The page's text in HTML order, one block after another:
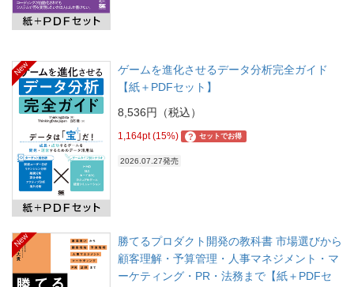
New
ゲームを進化させるデータ分析完全ガイド
【紙＋PDFセット】
8,536円（税込）
1,164pt (15%) ? セットでお得
2026.07.27発売
New
勝てるプロダクト開発の教科書 市場選びから
顧客理解・予算管理・人事マネジメント・マ
ーケティング・PR・法務まで【紙＋PDFセ